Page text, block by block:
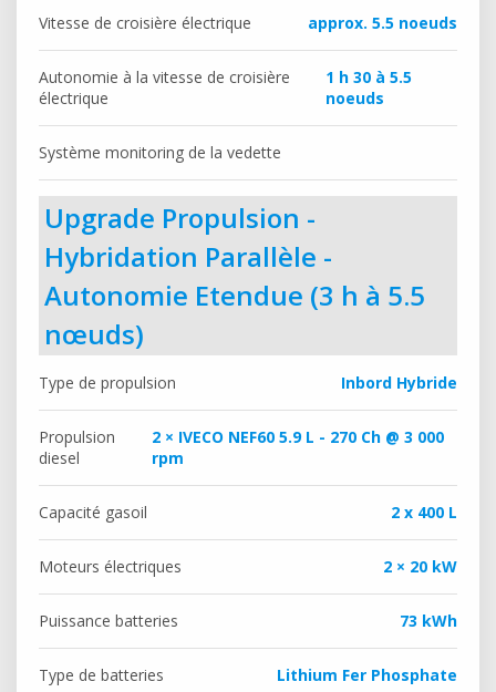
Vitesse de croisière électrique approx. 5.5 noeuds
Autonomie à la vitesse de croisière
électrique
1 h 30 à 5.5
noeuds
Système monitoring de la vedette
Upgrade Propulsion -
Hybridation Parallèle -
Autonomie Etendue (3 h à 5.5
nœuds)
Type de propulsion Inbord Hybride
Propulsion
diesel
2 × IVECO NEF60 5.9 L - 270 Ch @ 3 000
rpm
Capacité gasoil 2 x 400 L
Moteurs électriques 2 × 20 kW
Puissance batteries 73 kWh
Type de batteries Lithium Fer Phosphate